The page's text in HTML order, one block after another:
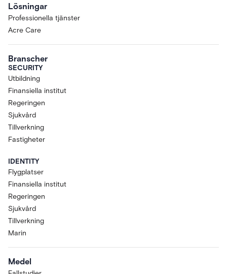
Lösningar
Professionella tjänster
Acre Care
Branscher
SECURITY
Utbildning
Finansiella institut
Regeringen
Sjukvård
Tillverkning
Fastigheter
IDENTITY
Flygplatser
Finansiella institut
Regeringen
Sjukvård
Tillverkning
Marin
Medel